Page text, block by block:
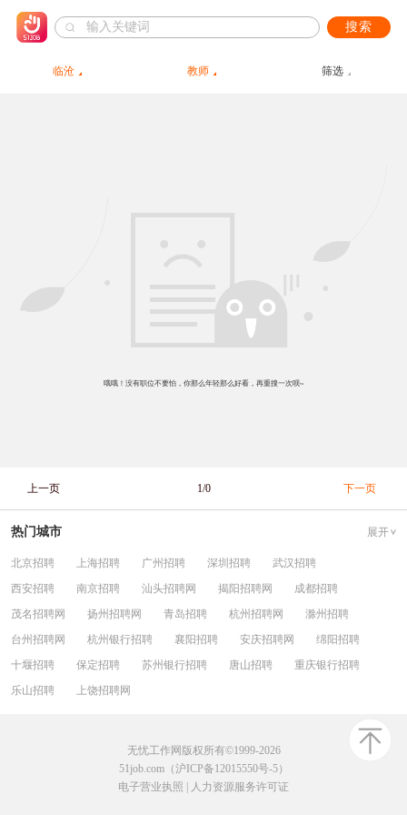
搜索
临沧 教师 筛选
哦哦！没有职位不要怕，你那么年轻那么好看，再重搜一次呗~
上一页 1/0 下一页
热门城市 展开
北京招聘 上海招聘 广州招聘 深圳招聘
武汉招聘
西安招聘
南京招聘 汕头招聘网 揭阳招聘网
成都招聘
茂名招聘网
扬州招聘网 青岛招聘 杭州招聘网
滁州招聘
台州招聘网
杭州银行招聘 襄阳招聘 安庆招聘网
绵阳招聘
十堰招聘
保定招聘 苏州银行招聘 唐山招聘
重庆银行招聘
乐山招聘
上饶招聘网
无忧工作网版权所有©1999-2026
51job.com（沪ICP备12015550号-5）
电子营业执照
人力资源服务许可证